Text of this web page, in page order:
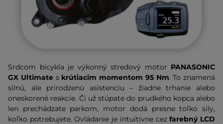
Srdcom bicykla je výkonný stredový motor PANASONIC
GX Ultimates krútiacim momentom 95 Nm. To znamená
silnú, ale prirodzenú asistenciu – žiadne trhanie alebo
oneskorené reakcie. Či už stúpate do prudkého kopca alebo
len prechádzate parkom, motor dodá presne toľko sily,
koľko potrebujete. Ovládanie je intuitívne cezfarebný LCD